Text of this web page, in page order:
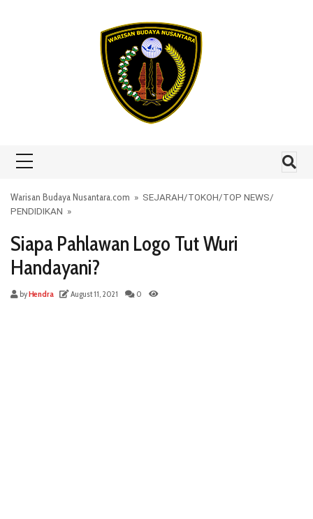
Warisan Budaya Nusantara.com » SEJARAH/TOKOH/TOP NEWS/
PENDIDIKAN »
Siapa Pahlawan Logo Tut Wuri
Handayani?
byHendra August 11, 2021 0